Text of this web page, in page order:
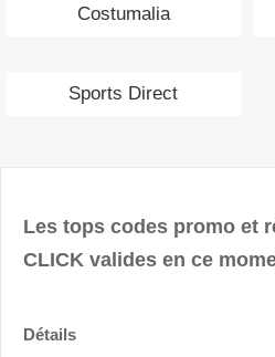
Costumalia
Sports Direct
Les tops codes promo et
CLICK valides en ce
Détails